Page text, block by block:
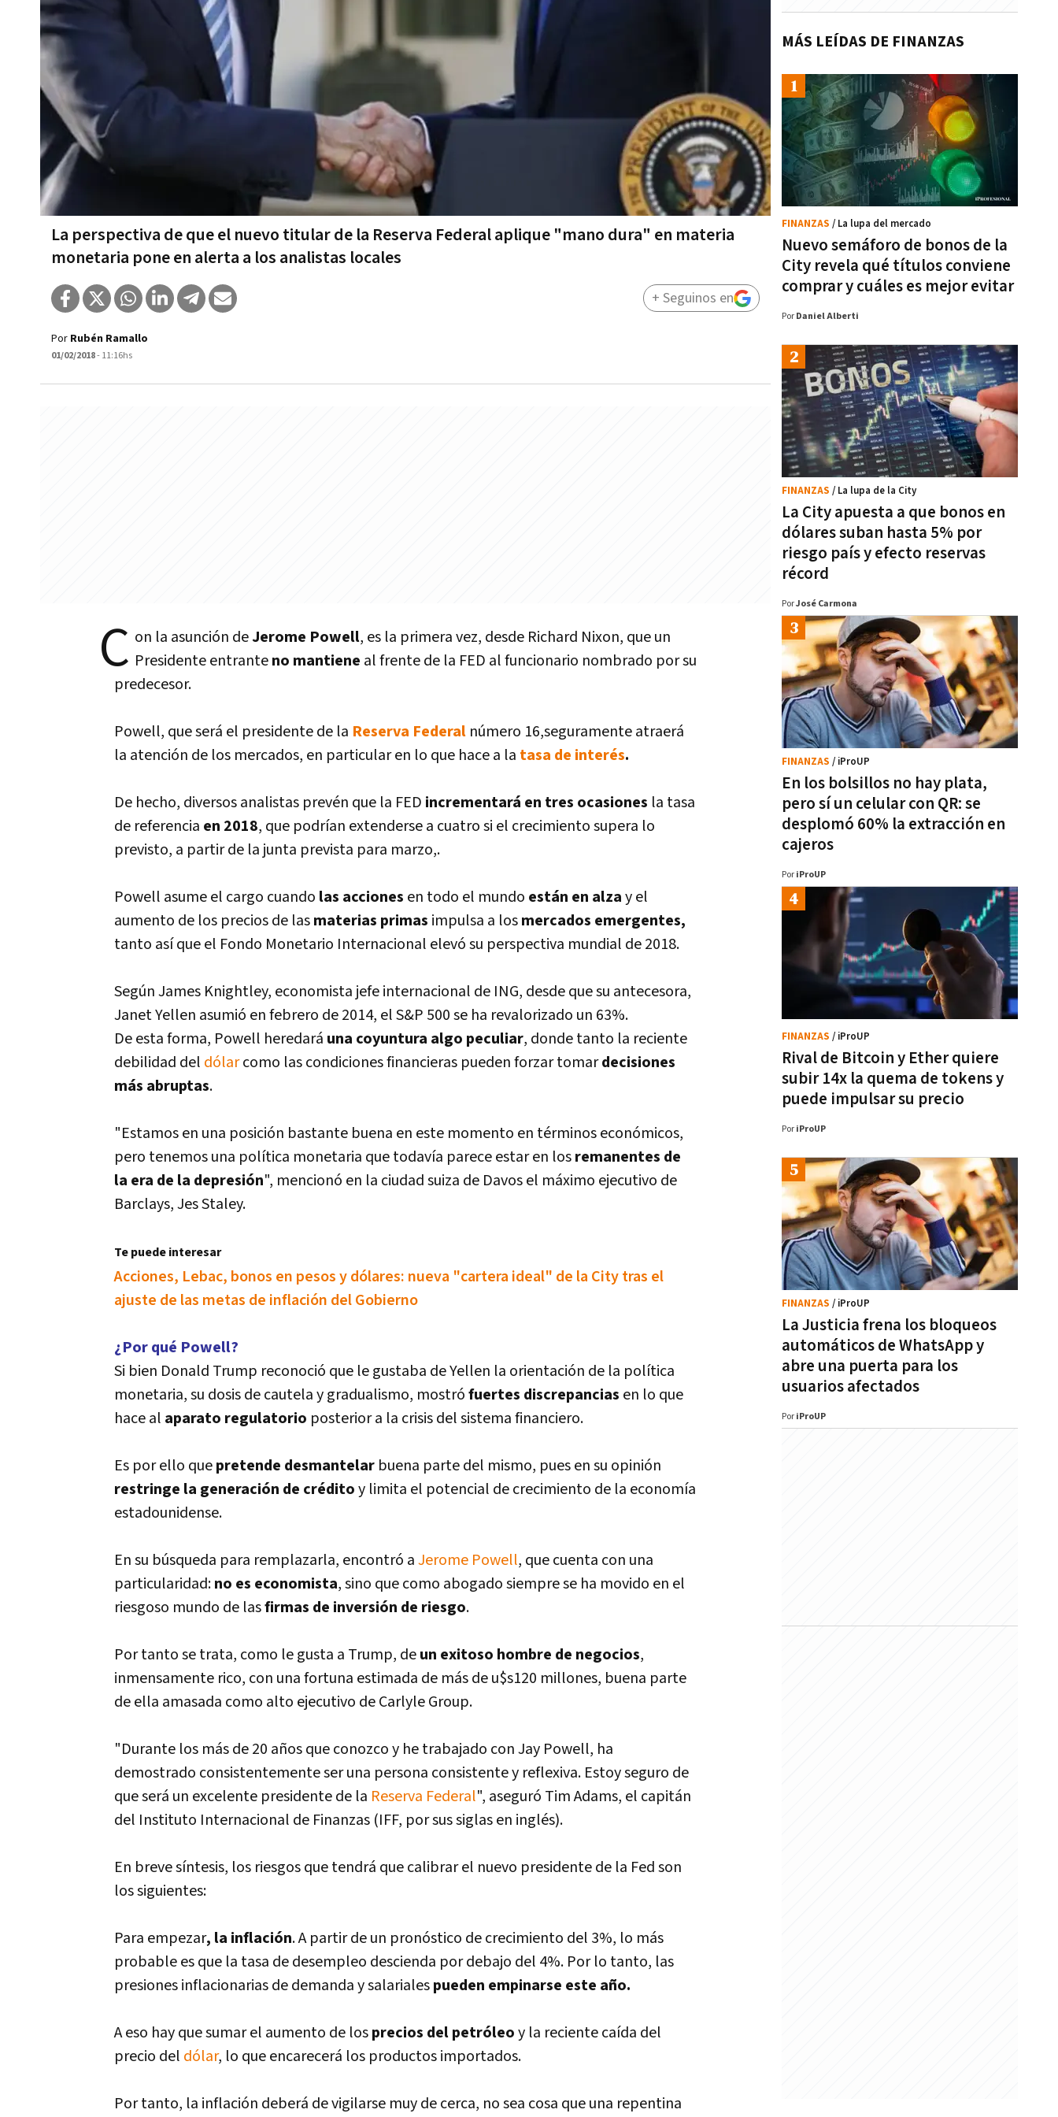
La perspectiva de que el nuevo titular de la Reserva Federal aplique "mano dura" en materia
monetaria pone en alerta a los analistas locales
Por Rubén Ramallo
01/02/2018- 11:16hs
+ Seguinos en
C on la asunción deJerome Powell, es la primera vez, desde Richard Nixon, que un
Presidente entranteno mantiene al frente de la FED al funcionario nombrado por su
predecesor.
Powell, que será el presidente de la Reserva Federal número 16,seguramente atraerá
la atención de los mercados, en particular en lo que hace a la tasa de interés.
De hecho, diversos analistas prevén que la FED incrementará en tres ocasiones la tasa
de referencia en 2018, que podrí­an extenderse a cuatro si el crecimiento supera lo
previsto, a partir de la junta prevista para marzo,.
Powell asume el cargo cuando las acciones en todo el mundo están en alzay el
aumento de los precios de lasmaterias primas impulsa a losmercados emergentes,
tanto así­ que el Fondo Monetario Internacional elevó su perspectiva mundial de 2018.
Según James Knightley, economista jefe internacional de ING, desde que su antecesora,
Janet Yellen asumió en febrero de 2014, el S&P 500 se ha revalorizado un 63%.
De esta forma, Powell heredará una coyuntura algo peculiar, donde tanto la reciente
debilidad del dólarcomo las condiciones financieras pueden forzar tomardecisiones
más abruptas.
"Estamos en una posición bastante buena en este momento en términos económicos,
pero tenemos una polí­tica monetaria que todaví­a parece estar en losremanentes de
la era de la depresión", mencionó en la ciudad suiza de Davos el máximo ejecutivo de
Barclays, Jes Staley.
Te puede interesar
Acciones, Lebac, bonos en pesos y dólares: nueva "cartera ideal" de la City tras el
ajuste de las metas de inflación del Gobierno
¿Por qué Powell?
Si bien Donald Trump reconoció que le gustaba de Yellen la orientación de la polí­tica
monetaria, su dosis de cautela y gradualismo, mostrófuertes discrepancias en lo que
hace al aparato regulatorio posterior a la crisis del sistema financiero.
Es por ello quepretende desmantelar buena parte del mismo, pues en su opinión
restringe la generación de créditoy limita el potencial de crecimiento de la economí­a
estadounidense.
En su búsqueda para remplazarla, encontró aJerome Powell, que cuenta con una
particularidad:no es economista, sino que como abogado siempre se ha movido en el
riesgoso mundo de lasfirmas de inversión de riesgo.
Por tanto se trata, como le gusta a Trump, deun exitoso hombre de negocios,
inmensamente rico, con una fortuna estimada de más de u$s120 millones, buena parte
de ella amasada como alto ejecutivo de Carlyle Group.
"Durante los más de 20 años que conozco y he trabajado con Jay Powell, ha
demostrado consistentemente ser una persona consistente y reflexiva. Estoy seguro de
que será un excelente presidente de la Reserva Federal", aseguró Tim Adams, el capitán
del Instituto Internacional de Finanzas (IFF, por sus siglas en inglés).
En breve sí­ntesis, los riesgos que tendrá que calibrar el nuevo presidente de la Fed son
los siguientes:
Para empezar, la inflación. A partir de un pronóstico de crecimiento del 3%, lo más
probable es que la tasa de desempleo descienda por debajo del 4%. Por lo tanto, las
presiones inflacionarias de demanda y salarialespueden empinarse este año.
A eso hay que sumar el aumento de losprecios del petróleoy la reciente caí­da del
precio del dólar, lo que encarecerá los productos importados.
Por tanto, la inflación deberá de vigilarse muy de cerca, no sea cosa que una repentina
MÁS LEÍDAS DE FINANZAS
Nuevo semáforo de bonos de la
City revela qué títulos conviene
comprar y cuáles es mejor evitar
FINANZAS / La lupa del mercado
Por Daniel Alberti
La City apuesta a que bonos en
dólares suban hasta 5% por
riesgo país y efecto reservas
récord
FINANZAS / La lupa de la City
PorJosé Carmona
En los bolsillos no hay plata,
pero sí un celular con QR: se
desplomó 60% la extracción en
cajeros
FINANZAS / iProUP
Por iProUP
Rival de Bitcoin y Ether quiere
subir 14x la quema de tokens y
puede impulsar su precio
FINANZAS / iProUP
Por iProUP
La Justicia frena los bloqueos
automáticos de WhatsApp y
abre una puerta para los
usuarios afectados
FINANZAS / iProUP
Por iProUP